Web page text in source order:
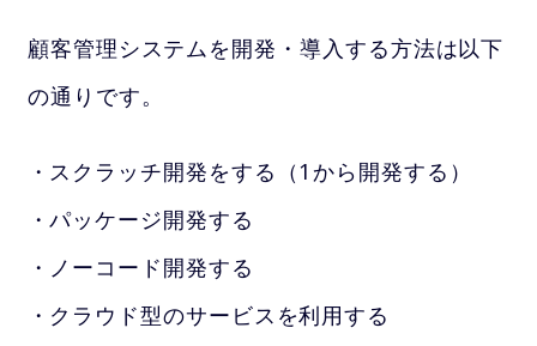
顧客管理システムを開発・導入する方法は以下
の通りです。
スクラッチ開発をする（1から開発する）
パッケージ開発する
ノーコード開発する
クラウド型のサービスを利用する